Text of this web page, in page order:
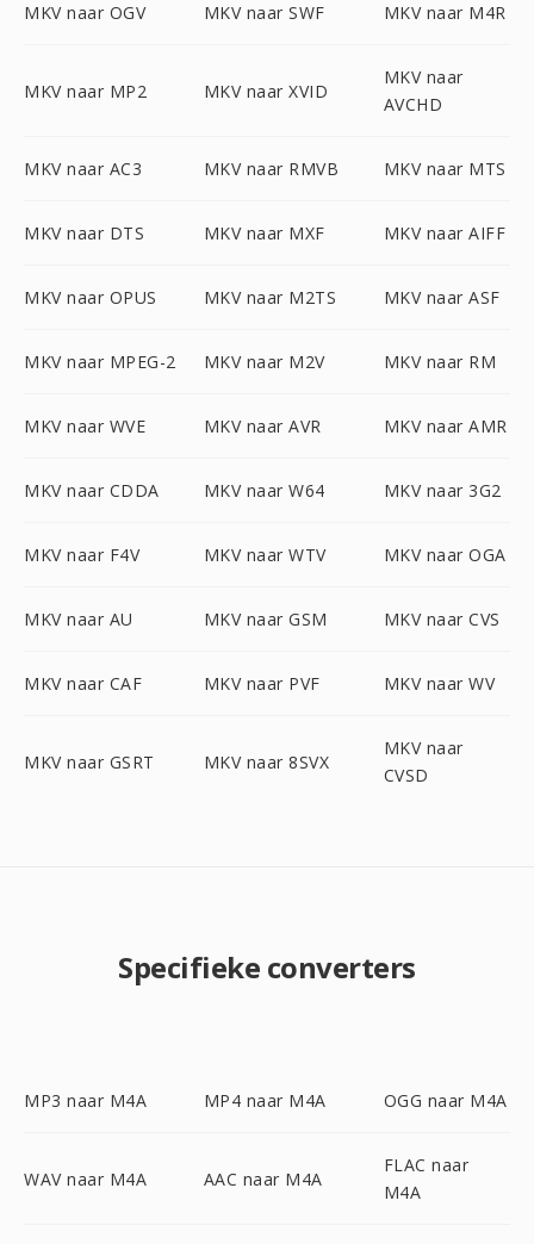
MKV naar OGV MKV naar SWF MKV naar M4R
MKV naar MP2 MKV naar XVID
MKV naar
AVCHD
MKV naar AC3 MKV naar RMVB MKV naar MTS
MKV naar DTS MKV naar MXF MKV naar AIFF
MKV naar OPUS MKV naar M2TS MKV naar ASF
MKV naar MPEG-2 MKV naar M2V MKV naar RM
MKV naar WVE MKV naar AVR MKV naar AMR
MKV naar CDDA MKV naar W64 MKV naar 3G2
MKV naar F4V MKV naar WTV MKV naar OGA
MKV naar AU MKV naar GSM MKV naar CVS
MKV naar CAF MKV naar PVF MKV naar WV
MKV naar GSRT MKV naar 8SVX
MKV naar
CVSD
Specifieke converters
MP3 naar M4A MP4 naar M4A OGG naar M4A
WAV naar M4A AAC naar M4A
FLAC naar
M4A